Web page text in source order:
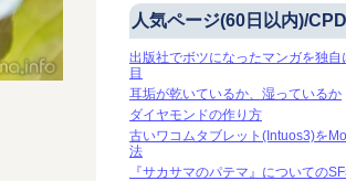
人気ページ(60日以内)/CPD
出版社でボツになったマンガを独自
目
耳垢が乾いているか、湿っているか
ダイヤモンドの作り方
古いワコムタブレット(Intuos3)を
法
『サカサマのパテマ』についての